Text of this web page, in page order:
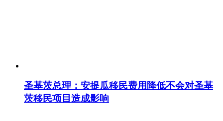
圣基茨总理：安提瓜移民费用降低不会对圣基
茨移民项目造成影响